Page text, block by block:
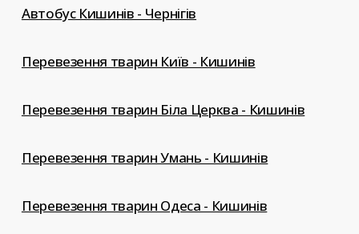
Автобус Кишинів - Чернігів
Перевезення тварин Київ - Кишинів
Перевезення тварин Біла Церква - Кишинів
Перевезення тварин Умань - Кишинів
Перевезення тварин Одеса - Кишинів